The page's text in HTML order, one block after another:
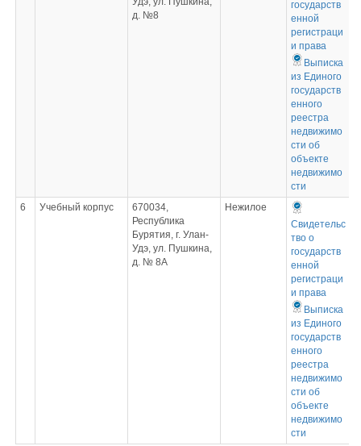
д. №8
государств
енной
регистраци
и права
Выписка
из Единого
государств
енного
реестра
недвижимо
сти об
объекте
недвижимо
сти
6
Учебный корпус
670034,
Республика
Бурятия, г. Улан-
Удэ, ул. Пушкина,
д. № 8А
Нежилое
Свидетельс
тво о
государств
енной
регистраци
и права
Выписка
из Единого
государств
енного
реестра
недвижимо
сти об
объекте
недвижимо
сти